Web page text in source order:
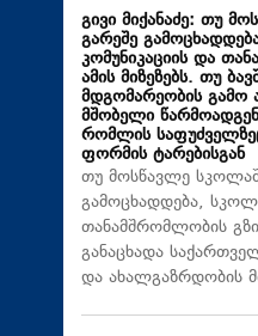
გივი მიქანაძე: თუ
გარეშე
კომუნიკაციის და
ამის მიზეზებს. თუ
მდგომარეობის გამო
მშობელი
რომლის
ფორმის ტარებისგან
თუ მოსწავლე
გამოცხადდება,
თანამშრომლობის
განაცხადა
და ახალგაზრდობის